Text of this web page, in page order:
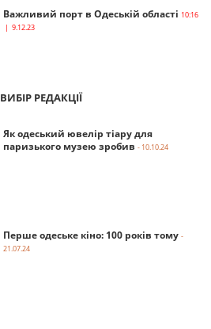
Важливий порт в Одеській області 10:16
| 9.12.23
ВИБІР РЕДАКЦІЇ
Як одеський ювелір тіару для
паризького музею зробив - 10.10.24
Перше одеське кіно: 100 років тому -
21.07.24